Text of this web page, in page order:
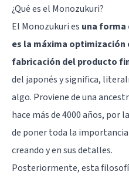
¿Qué es el Monozukuri?
El Monozukuri es una forma
es la máxima optimización
fabricación del producto
del japonés y significa,
algo. Proviene de una
hace más de 4000 años, por
de poner toda la
creando y en sus detalles.
Posteriormente, esta